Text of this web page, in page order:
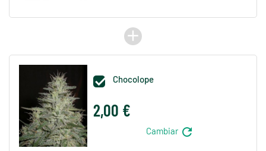
add
 Chocolope
2,00 €
Cambiar refresh